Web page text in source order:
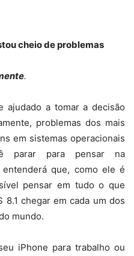
cheio de problemas
.
ajudado a tomar a decisão
problemas dos mais
em sistemas operacionais
parar para pensar na
que, como ele é
pensar em tudo o que
8.1 chegar em cada um dos
mundo.
iPhone para trabalho ou